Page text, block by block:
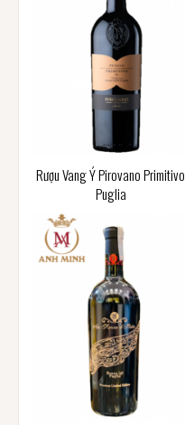
Rượu Vang Ý Pirovano Primitivo
Puglia